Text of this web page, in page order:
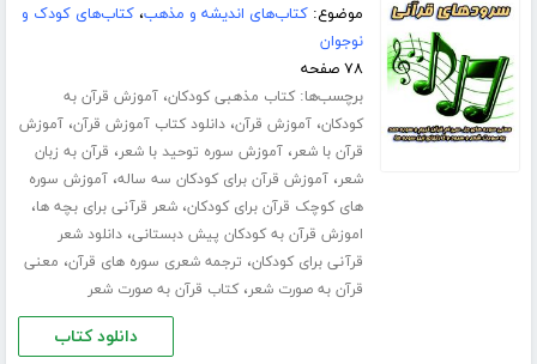
موضوع:کتاب‌های اندیشه و مذهب،کتاب‌های کودک و
نوجوان
۷۸ صفحه
برچسب‌ها:کتاب مذهبی کودکان،آموزش قرآن به
کودکان،آموزش قرآن،دانلود کتاب آموزش قرآن،آموزش
قرآن با شعر،آموزش سوره توحید با شعر، قرآن به زبان
شعر،آموزش قرآن برای کودکان سه ساله،آموزش سوره
های کوچک قرآن برای کودکان،شعر قرآنی برای بچه ها،
اموزش قرآن به کودکان پیش دبستانی،دانلود شعر
قرآنی برای کودکان، ترجمه شعری سوره های قرآن، معنی
قرآن به صورت شعر،کتاب قرآن به صورت شعر
دانلود کتاب